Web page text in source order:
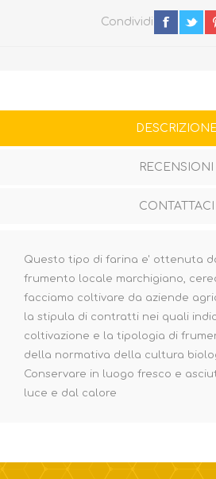
Condividi
DESCRIZIONE
RECENSIONI
CONTATTACI
Questo tipo di farina e' ottenuta
frumento locale marchigiano,
facciamo coltivare da aziende
la stipula di contratti nei quali
coltivazione e la tipologia di
della normativa della cultura
Conservare in luogo fresco e
luce e dal calore